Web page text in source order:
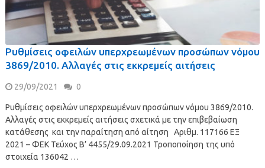
Ρυθμίσεις οφειλών υπερχρεωμένων προσώπων νόμου
3869/2010. Αλλαγές στις εκκρεμείς αιτήσεις
29/09/2021 0
Ρυθμίσεις οφειλών υπερχρεωμένων προσώπων νόμου 3869/2010.
Αλλαγές στις εκκρεμείς αιτήσεις σχετικά με την επιβεβαίωση
κατάθεσης και την παραίτηση από αίτηση Αριθμ. 117166 ΕΞ
2021 – ΦΕΚ Τεύχος B’ 4455/29.09.2021 Τροποποίηση της υπό
στοιχεία 136042 …